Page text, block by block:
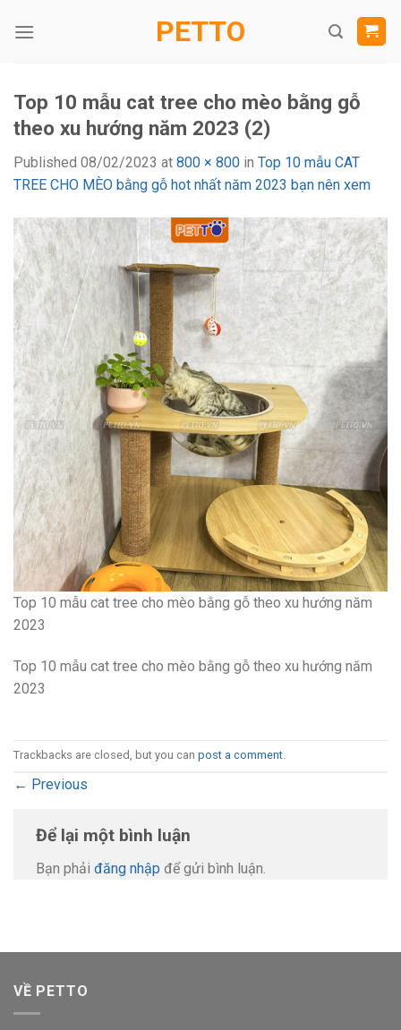
PETTO
Top 10 mẫu cat tree cho mèo bằng gỗ
theo xu hướng năm 2023 (2)
Published 08/02/2023 at 800 × 800 in Top 10 mẫu CAT
TREE CHO MÈO bằng gỗ hot nhất năm 2023 bạn nên xem
Top 10 mẫu cat tree cho mèo bằng gỗ theo xu hướng năm
2023
Top 10 mẫu cat tree cho mèo bằng gỗ theo xu hướng năm
2023
Trackbacks are closed, but you can post a comment.
← Previous
Để lại một bình luận
Bạn phải đăng nhập để gửi bình luận.
VỀ PETTO